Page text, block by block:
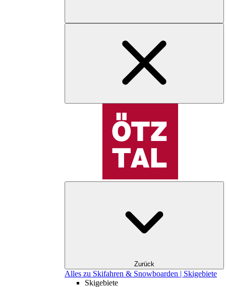
Zurück
Alles zu Skifahren & Snowboarden | Skigebiete
Skigebiete